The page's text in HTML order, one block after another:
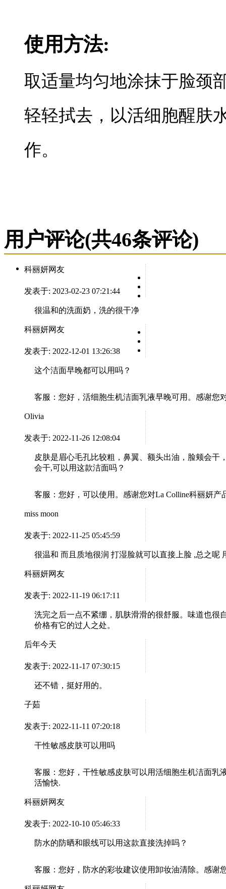
使用方法:
取适量均匀地涂抹于脸颈
轻轻拭去，以活细胞醒肤
作。
用户评论(共46条评论)
科丽妍网友
发表于: 2023-02-23 07:21:44
很温和的洗面奶，洗的很干净
科丽妍网友
发表于: 2022-12-01 13:26:38
这个洁面早晚都可以用吗？
客服： 您好，活细胞生机洁面乳液早晚可用。感谢您
Olivia
发表于: 2022-11-26 12:08:04
皮肤是眉心毛孔比较粗，鼻翼、额头出油，脸颊会
会干,可以用这款洁面吗？
客服： 您好，可以使用。感谢您对La Colline科丽妍产
miss moon
发表于: 2022-11-25 05:45:59
很温和 而且质地很润 打湿脸就可以直接上脸 ,总之呢
科丽妍网友
发表于: 2022-11-19 06:17:11
洗完之后一点不紧绷，肌肤滑滑的很舒服。味道也很
价格有它的过人之处。
后年今天
发表于: 2022-11-17 07:30:15
还不错，挺好用的。
子茹
发表于: 2022-11-11 07:20:18
干性敏感皮肤可以用吗
客服： 您好，干性敏感皮肤可以用活细胞生机洁面乳
活愉快.
科丽妍网友
发表于: 2022-10-10 05:46:33
防水的防晒和眼线可以用这款直接洗掉吗？
客服： 您好，防水的彩妆建议使用卸妆油清除。感谢